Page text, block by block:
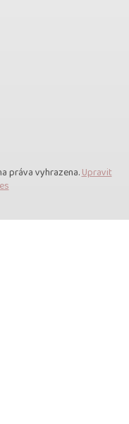
práva vyhrazena.Upravit